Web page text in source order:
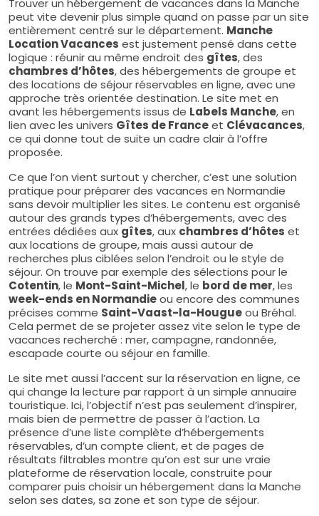
peut vite devenir plus simple quand on passe par un site
entièrement centré sur le département. Manche
Location Vacances est justement pensé dans cette
logique : réunir au même endroit des gîtes, des
chambres d’hôtes, des hébergements de groupe et
des locations de séjour réservables en ligne, avec une
approche très orientée destination. Le site met en
avant les hébergements issus de Labels Manche, en
lien avec les univers Gîtes de Franceet Clévacances,
ce qui donne tout de suite un cadre clair à l’offre
proposée.
Ce que l’on vient surtout y chercher, c’est une solution
pratique pour préparer des vacances en Normandie
sans devoir multiplier les sites. Le contenu est organisé
autour des grands types d’hébergements, avec des
entrées dédiées aux gîtes, aux chambres d’hôtes et
aux locations de groupe, mais aussi autour de
recherches plus ciblées selon l’endroit ou le style de
séjour. On trouve par exemple des sélections pour le
Cotentin, le Mont-Saint-Michel, le bord de mer, les
week-ends en Normandieou encore des communes
précises comme Saint-Vaast-la-Hougueou Bréhal.
Cela permet de se projeter assez vite selon le type de
vacances recherché : mer, campagne, randonnée,
escapade courte ou séjour en famille.
Le site met aussi l’accent sur la réservation en ligne, ce
qui change la lecture par rapport à un simple annuaire
touristique. Ici, l’objectif n’est pas seulement d’inspirer,
mais bien de permettre de passer à l’action. La
présence d’une liste complète d’hébergements
réservables, d’un compte client, et de pages de
résultats filtrables montre qu’on est sur une vraie
plateforme de réservation locale, construite pour
comparer puis choisir un hébergement dans la Manche
selon ses dates, sa zone et son type de séjour.